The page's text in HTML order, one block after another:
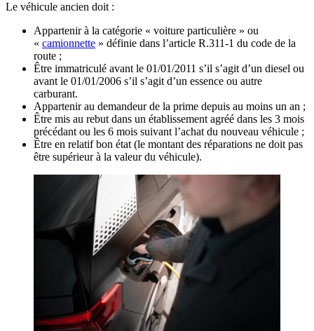
Le véhicule ancien doit :
Appartenir à la catégorie « voiture particulière » ou
« camionnette » définie dans l’article R.311-1 du code de la
route ;
Être immatriculé avant le 01/01/2011 s’il s’agit d’un diesel ou
avant le 01/01/2006 s’il s’agit d’un essence ou autre
carburant.
Appartenir au demandeur de la prime depuis au moins un an ;
Être mis au rebut dans un établissement agréé dans les 3 mois
précédant ou les 6 mois suivant l’achat du nouveau véhicule ;
Être en relatif bon état (le montant des réparations ne doit pas
être supérieur à la valeur du véhicule).